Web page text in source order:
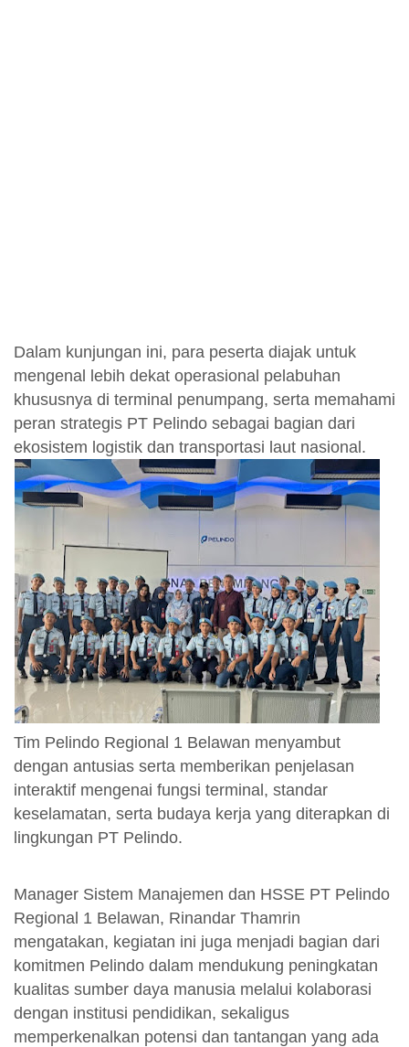
Dalam kunjungan ini, para peserta diajak untuk
mengenal lebih dekat operasional pelabuhan
khususnya di terminal penumpang, serta memahami
peran strategis PT Pelindo sebagai bagian dari
ekosistem logistik dan transportasi laut nasional.
Tim Pelindo Regional 1 Belawan menyambut
dengan antusias serta memberikan penjelasan
interaktif mengenai fungsi terminal, standar
keselamatan, serta budaya kerja yang diterapkan di
lingkungan PT Pelindo.
Manager Sistem Manajemen dan HSSE PT Pelindo
Regional 1 Belawan, Rinandar Thamrin
mengatakan, kegiatan ini juga menjadi bagian dari
komitmen Pelindo dalam mendukung peningkatan
kualitas sumber daya manusia melalui kolaborasi
dengan institusi pendidikan, sekaligus
memperkenalkan potensi dan tantangan yang ada